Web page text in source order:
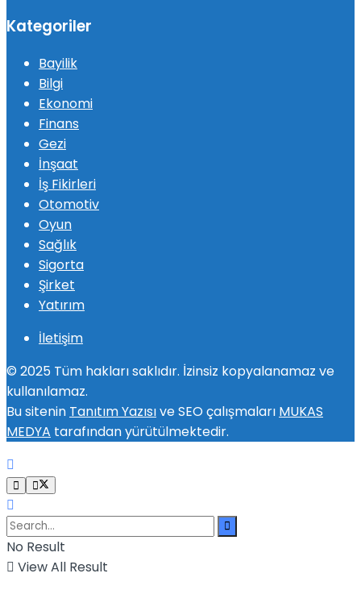
Kategoriler
Bayilik
Bilgi
Ekonomi
Finans
Gezi
İnşaat
İş Fikirleri
Otomotiv
Oyun
Sağlık
Sigorta
Şirket
Yatırım
İletişim
© 2025 Tüm hakları saklıdır. İzinsiz kopyalanamaz ve
kullanılamaz.
Bu sitenin Tanıtım Yazısıve SEO çalışmaları MUKAS
MEDYA tarafından yürütülmektedir.
No Result
View All Result